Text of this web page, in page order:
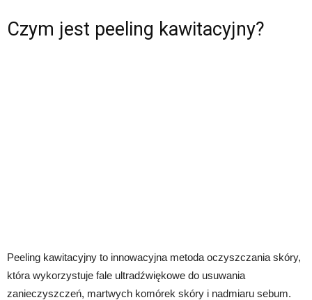
Czym jest peeling kawitacyjny?
Peeling kawitacyjny to innowacyjna metoda oczyszczania skóry,
która wykorzystuje fale ultradźwiękowe do usuwania
zanieczyszczeń, martwych komórek skóry i nadmiaru sebum.